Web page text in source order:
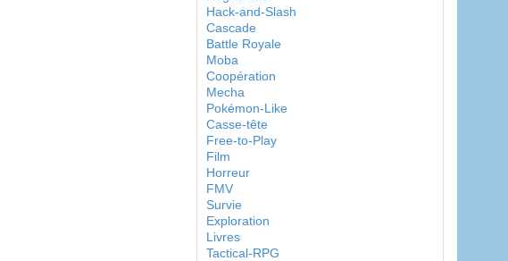
Hack-and-Slash
Cascade
Battle Royale
Moba
Coopération
Mecha
Pokémon-Like
Casse-tête
Free-to-Play
Film
Horreur
FMV
Survie
Exploration
Livres
Tactical-RPG